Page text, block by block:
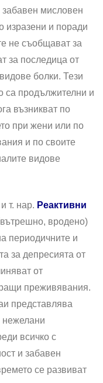
мисловен
изразени и поради
не съобщават за
за последица от
болки. Тези
са продължителни и
възникват по
при жени или по
и по своите
видове
т. нар. Реактивни
вродено)
периодичните и
за депресията от
от
преживявания.
представлява
нежелани
всичко с
и забавен
се развиват